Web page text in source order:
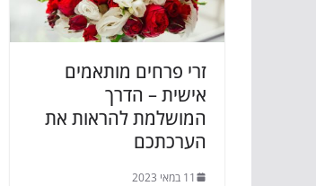
זרי פרחים מותאמים
אישית – הדרך
המושלמת להראות את
הערכתכם
11 במאי 2023